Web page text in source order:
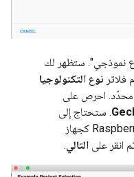
نموذجي". ستظهر لك
فلاتر نوع التكنولوجيا
محدّد. احرص على
. ستحتاج إلى
علامة الإصدار هذه عند إعداد Raspberry Pi كجهاز
انقر على التالي.